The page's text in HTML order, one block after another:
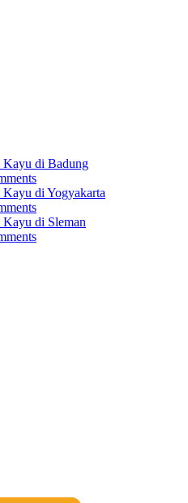
Kayu di Badung
di Yogyakarta
di Sleman